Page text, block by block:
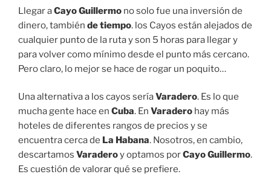
Llegar aCayo Guillermo no solo fue una inversión de
dinero, también de tiempo. los Cayos están alejados de
cualquier punto de la ruta y son 5 horas para llegar y
para volver como mínimo desde el punto más cercano.
Pero claro, lo mejor se hace de rogar un poquito…
Una alternativa a los cayos seríaVaradero. Es lo que
mucha gente hace en Cuba. En Varadero hay más
hoteles de diferentes rangos de precios y se
encuentra cerca de La Habana. Nosotros, en cambio,
descartamos Varaderoy optamos porCayo Guillermo.
Es cuestión de valorar qué se prefiere.